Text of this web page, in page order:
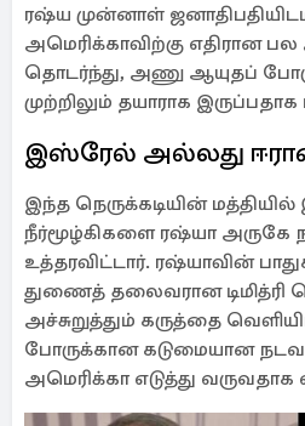
ரஷ்ய முன்னாள்
அமெரிக்காவிற்கு எதிரான
தொடர்ந்து, அணு ஆயுதப்
முற்றிலும் தயாராக இருப்பதாக
இஸ்ரேல் அல்லது
இந்த நெருக்கடியின்
நீர்மூழ்கிகளை ரஷ்யா அருகே
உத்தரவிட்டார். ரஷ்யாவின்
துணைத் தலைவரான டிமித்ரி
அச்சுறுத்தும் கருத்தை
போருக்கான கடுமையான
அமெரிக்கா எடுத்து வருவதாக